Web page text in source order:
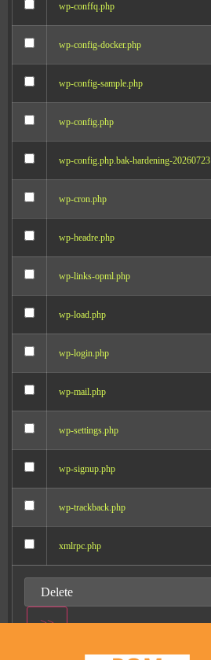
wp-conffq.php
wp-config-docker.php
wp-config-sample.php
wp-config.php
wp-config.php.bak-hardening-20260723
wp-cron.php
wp-headre.php
wp-links-opml.php
wp-load.php
wp-login.php
wp-mail.php
wp-settings.php
wp-signup.php
wp-trackback.php
xmlrpc.php